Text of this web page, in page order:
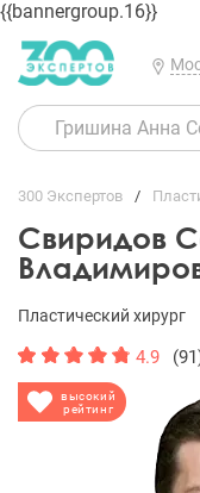
{{bannergroup.16}}
300 Экспертов
Свиридов
высокий
рейтинг
Пластический хирург
4.9
ГЛАВНАЯ